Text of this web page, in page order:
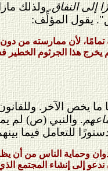
إلى النفاق. ولذلك
يقول المؤلِّف:
لأن ممارسته من دون
لم يخرج هذا الجرثوم
يخص الآخر.
. والنبي (ص) لم
للتعامل فيما
وحماية الناس من
إلى إنشاء المجتمع